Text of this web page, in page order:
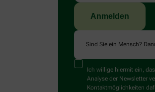
Sind Sie ein Mensch?
Ich willige hiermit ein,
Analyse der Newsletter
Kontaktmöglichkeiten